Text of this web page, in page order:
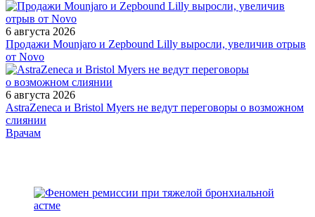
6 августа 2026
Продажи Mounjaro и Zepbound Lilly выросли, увеличив отрыв
от Novo
6 августа 2026
AstraZeneca и Bristol Myers не ведут переговоры о возможном
слиянии
/doctor/neurology/trevozhnye-rasstroystva/
Врачам